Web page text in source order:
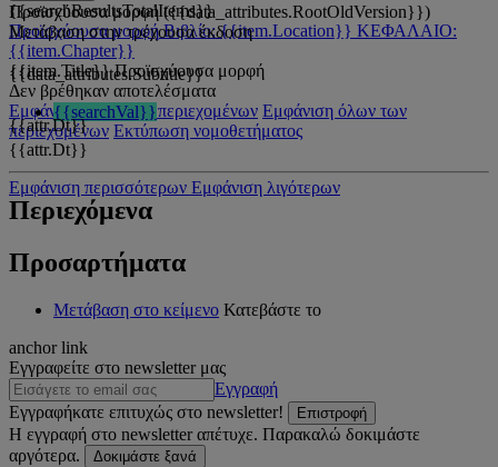
{{searchResultsTotalItems}}
Προϊσχύουσα μορφή Βιβλίο: {{item.Location}} ΚΕΦΑΛΑΙΟ:
{{item.Chapter}}
{{item.Title}} Προϊσχύουσα μορφή
Δεν βρέθηκαν αποτελέσματα
Εμφάνιση όλων των περιεχομένων Εμφάνιση όλων των
περιεχομένων Εκτύπωση νομοθετήματος
Προϊσχύουσα μορφή ({{data_attributes.RootOldVersion}})
Μετάβαση στην τρέχουσα έκδοση
{{data_attributes.Subtitle}}
{{searchVal}}
{{attr.Dt}}
Εμφάνιση περισσότερων Εμφάνιση λιγότερων
{{attr.Dt}}
Περιεχόμενα
Προσαρτήματα
Μετάβαση στο κείμενο Κατεβάστε το
anchor link
Εγγραφείτε στο newsletter μας
Εγγραφή
Εγγραφήκατε επιτυχώς στο newsletter!
Επιστροφή
Η εγγραφή στο newsletter απέτυχε. Παρακαλώ δοκιμάστε
αργότερα.
Δοκιμάστε ξανά